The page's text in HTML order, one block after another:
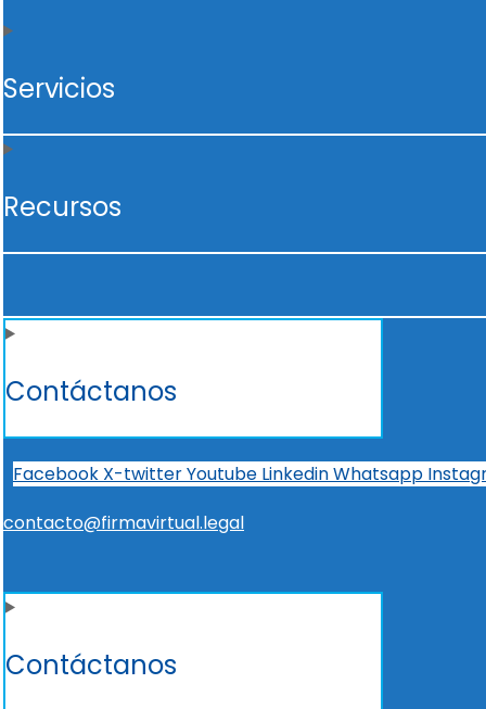
Servicios
Recursos
Contáctanos
Facebook X-twitterYoutube LinkedinWhatsapp
contacto@firmavirtual.legal
Contáctanos